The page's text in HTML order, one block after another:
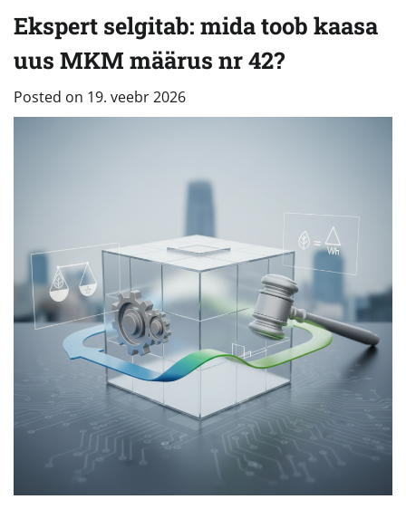
Ekspert selgitab: mida toob kaasa
uus MKM määrus nr 42?
Posted on 19. veebr 2026